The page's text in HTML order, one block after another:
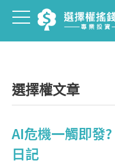
選擇權文章
AI危機一觸即發
日記